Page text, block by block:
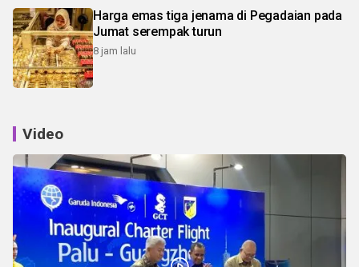
Harga emas tiga jenama di Pegadaian pada
Jumat serempak turun
8 jam lalu
Video